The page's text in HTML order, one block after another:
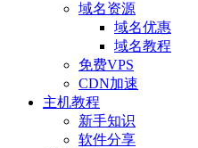
域名资源
域名优惠
域名教程
免费VPS
CDN加速
主机教程
新手知识
软件分享